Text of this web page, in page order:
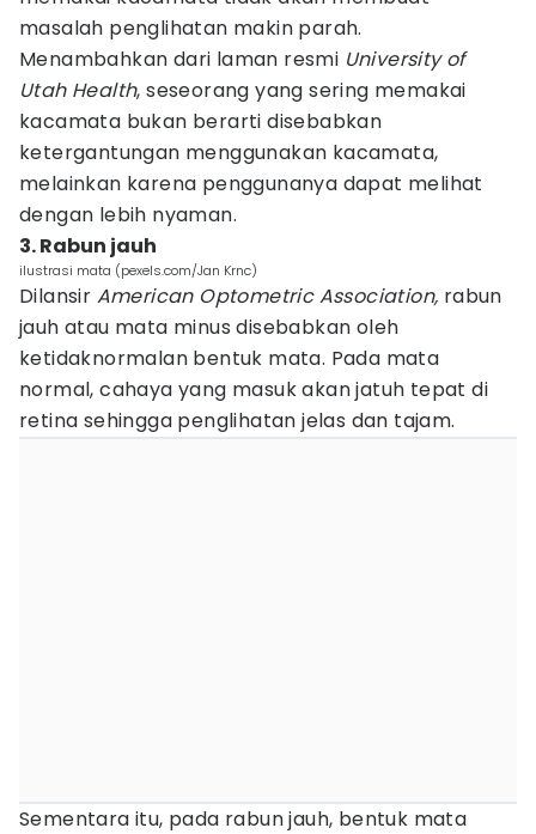
masalah penglihatan makin parah.
Menambahkan dari laman resmi University of
Utah Health, seseorang yang sering memakai
kacamata bukan berarti disebabkan
ketergantungan menggunakan kacamata,
melainkan karena penggunanya dapat melihat
dengan lebih nyaman.
3. Rabun jauh
ilustrasi mata (pexels.com/Jan Krnc)
Dilansir American Optometric Association, rabun
jauh atau mata minus disebabkan oleh
ketidaknormalan bentuk mata. Pada mata
normal, cahaya yang masuk akan jatuh tepat di
retina sehingga penglihatan jelas dan tajam.
Sementara itu, pada rabun jauh, bentuk mata